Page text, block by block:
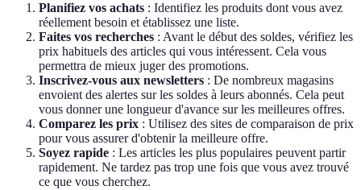
Planifiez vos achats : Identifiez les produits dont vous avez
réellement besoin et établissez une liste.
Faites vos recherches : Avant le début des soldes, vérifiez les
prix habituels des articles qui vous intéressent. Cela vous
permettra de mieux juger des promotions.
Inscrivez-vous aux newsletters : De nombreux magasins
envoient des alertes sur les soldes à leurs abonnés. Cela peut
vous donner une longueur d'avance sur les meilleures offres.
Comparez les prix : Utilisez des sites de comparaison de prix
pour vous assurer d'obtenir la meilleure offre.
Soyez rapide : Les articles les plus populaires peuvent partir
rapidement. Ne tardez pas trop une fois que vous avez trouvé
ce que vous cherchez.